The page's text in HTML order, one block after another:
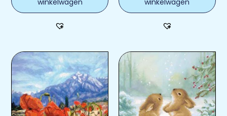
winkelwagen
winkelwagen